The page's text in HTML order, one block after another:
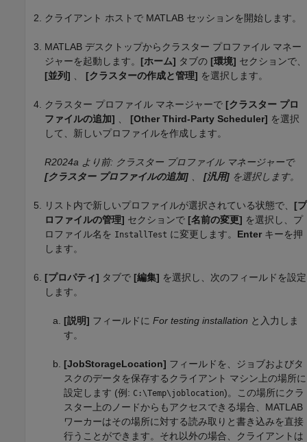
クライアント ホストで MATLAB セッションを開始します。
MATLAB デスクトップからクラスター プロファイル マネー
ジャーを起動します。 [ホーム] タブの [環境] セクションで、
[並列]
[クラスターの作成と管理] を選択します。
クラスター プロファイル マネージャーで [クラスター プロ
ファイルの追加]
[Other Third-Party Scheduler] を選択
して、新しいプロファイルを作成します。
R2024a より前: クラスター プロファイル マネージャーで
[クラスター プロファイルの追加]
[汎用] を選択します。
リスト内で新しいプロファイルが選択されている状態で、 [プ
ロファイルの管理] セクションで [名前の変更] を選択し、プ
ロファイル名を InstallTest に変更します。 Enter キーを押
します。
[プロパティ] タブで [編集] を選択し、次のフィールドを設定
します。
[説明] フィールドに For testing installation と入力しま
す。
[JobStorageLocation] フィールドを、ジョブおよびタ
スクのデータを保存するクライアント マシン上の場所に
設定します (例: C:\Temp\joblocation)。この場所にクラ
スター上のノードからもアクセスできる場合、MATLAB
ワーカーはその場所に対する読み取りと書き込みを直接
行うことができます。それ以外の場合、クライアントは